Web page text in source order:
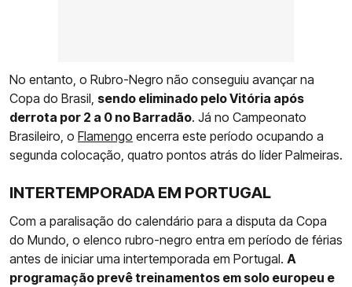
No entanto, o Rubro-Negro não conseguiu avançar na
Copa do Brasil, sendo eliminado pelo Vitória após
derrota por 2 a 0 no Barradão. Já no Campeonato
Brasileiro, o Flamengo encerra este período ocupando a
segunda colocação, quatro pontos atrás do líder Palmeiras.
INTERTEMPORADA EM PORTUGAL
Com a paralisação do calendário para a disputa da Copa
do Mundo, o elenco rubro-negro entra em período de férias
antes de iniciar uma intertemporada em Portugal. A
programação prevê treinamentos em solo europeu e